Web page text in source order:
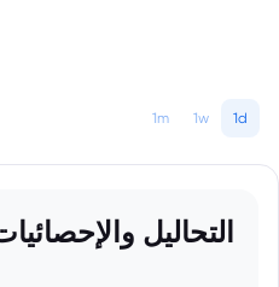
1d
1w
1m
التحاليل